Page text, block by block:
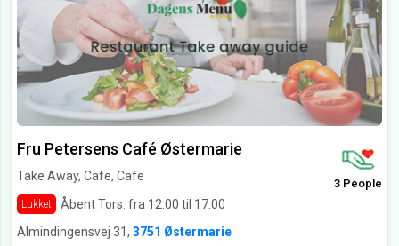
Fru Petersens Café Østermarie
Take Away, Cafe, Cafe
Lukket Åbent Tors. fra 12:00 til 17:00
3 People
Almindingensvej 31, 3751 Østermarie